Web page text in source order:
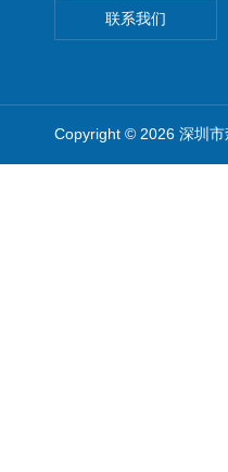
联系我们
Copyright © 2026 深圳